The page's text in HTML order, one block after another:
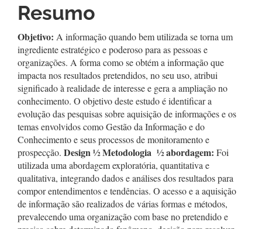
Resumo
Objetivo: A informação quando bem utilizada se torna um
ingrediente estratégico e poderoso para as pessoas e
organizações. A forma como se obtém a informação que
impacta nos resultados pretendidos, no seu uso, atribui
significado à realidade de interesse e gera a ampliação no
conhecimento. O objetivo deste estudo é identificar a
evolução das pesquisas sobre aquisição de informações e os
temas envolvidos como Gestão da Informação e do
Conhecimento e seus processos de monitoramento e
prospecção. Design½Metodologia ½abordagem: Foi
utilizada uma abordagem exploratória, quantitativa e
qualitativa, integrando dados e análises dos resultados para
compor entendimentos e tendências. O acesso e a aquisição
de informação são realizados de várias formas e métodos,
prevalecendo uma organização com base no pretendido e